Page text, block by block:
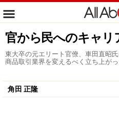
官から民へのキャリ
東大卒の元エリート官僚、車田直昭
商品取引業界を変えるべく立ち上がっ
角田 正隆